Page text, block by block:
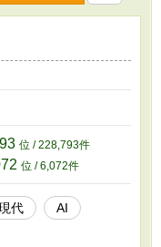
位 / 228,793件
位 / 6,072件
代
AI